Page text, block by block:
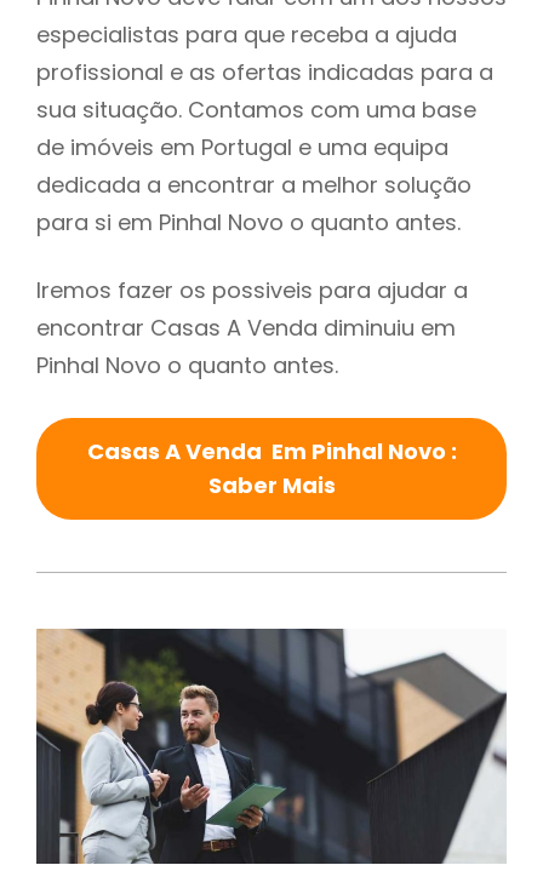
especialistas para que receba a ajuda
profissional e as ofertas indicadas para a
sua situação. Contamos com uma base
de imóveis em Portugal e uma equipa
dedicada a encontrar a melhor solução
para si em Pinhal Novo o quanto antes.
Iremos fazer os possiveis para ajudar a
encontrar Casas A Venda diminuiu em
Pinhal Novo o quanto antes.
Casas A Venda Em Pinhal Novo :
Saber Mais